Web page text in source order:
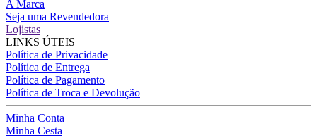
A Marca
Seja uma Revendedora
Lojistas
LINKS ÚTEIS
Política de Privacidade
Política de Entrega
Política de Pagamento
Política de Troca e Devolução
Minha Conta
Minha Cesta